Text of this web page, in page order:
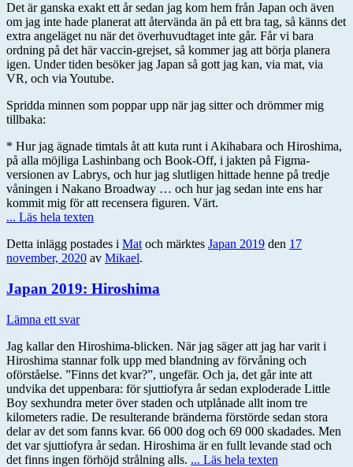
Det är ganska exakt ett år sedan jag kom hem från Japan och även
om jag inte hade planerat att återvända än på ett bra tag, så känns det
extra angeläget nu när det överhuvudtaget inte går. Får vi bara
ordning på det här vaccin-grejset, så kommer jag att börja planera
igen. Under tiden besöker jag Japan så gott jag kan, via mat, via
VR, och via Youtube.
Spridda minnen som poppar upp när jag sitter och drömmer mig
tillbaka:
* Hur jag ägnade timtals åt att kuta runt i Akihabara och Hiroshima,
på alla möjliga Lashinbang och Book-Off, i jakten på Figma-
versionen av Labrys, och hur jag slutligen hittade henne på tredje
våningen i Nakano Broadway … och hur jag sedan inte ens har
kommit mig för att recensera figuren. Värt.
... Läs hela texten
Detta inlägg postades i Mat och märktes Japan 2019 den 17
november, 2020 av Mikael.
Japan 2019: Hiroshima
Lämna ett svar
Jag kallar den Hiroshima-blicken. När jag säger att jag har varit i
Hiroshima stannar folk upp med blandning av förvåning och
oförståelse. ”Finns det kvar?”, ungefär. Och ja, det går inte att
undvika det uppenbara: för sjuttiofyra år sedan exploderade Little
Boy sexhundra meter över staden och utplånade allt inom tre
kilometers radie. De resulterande bränderna förstörde sedan stora
delar av det som fanns kvar. 66 000 dog och 69 000 skadades. Men
det var sjuttiofyra år sedan. Hiroshima är en fullt levande stad och
det finns ingen förhöjd strålning alls. ... Läs hela texten